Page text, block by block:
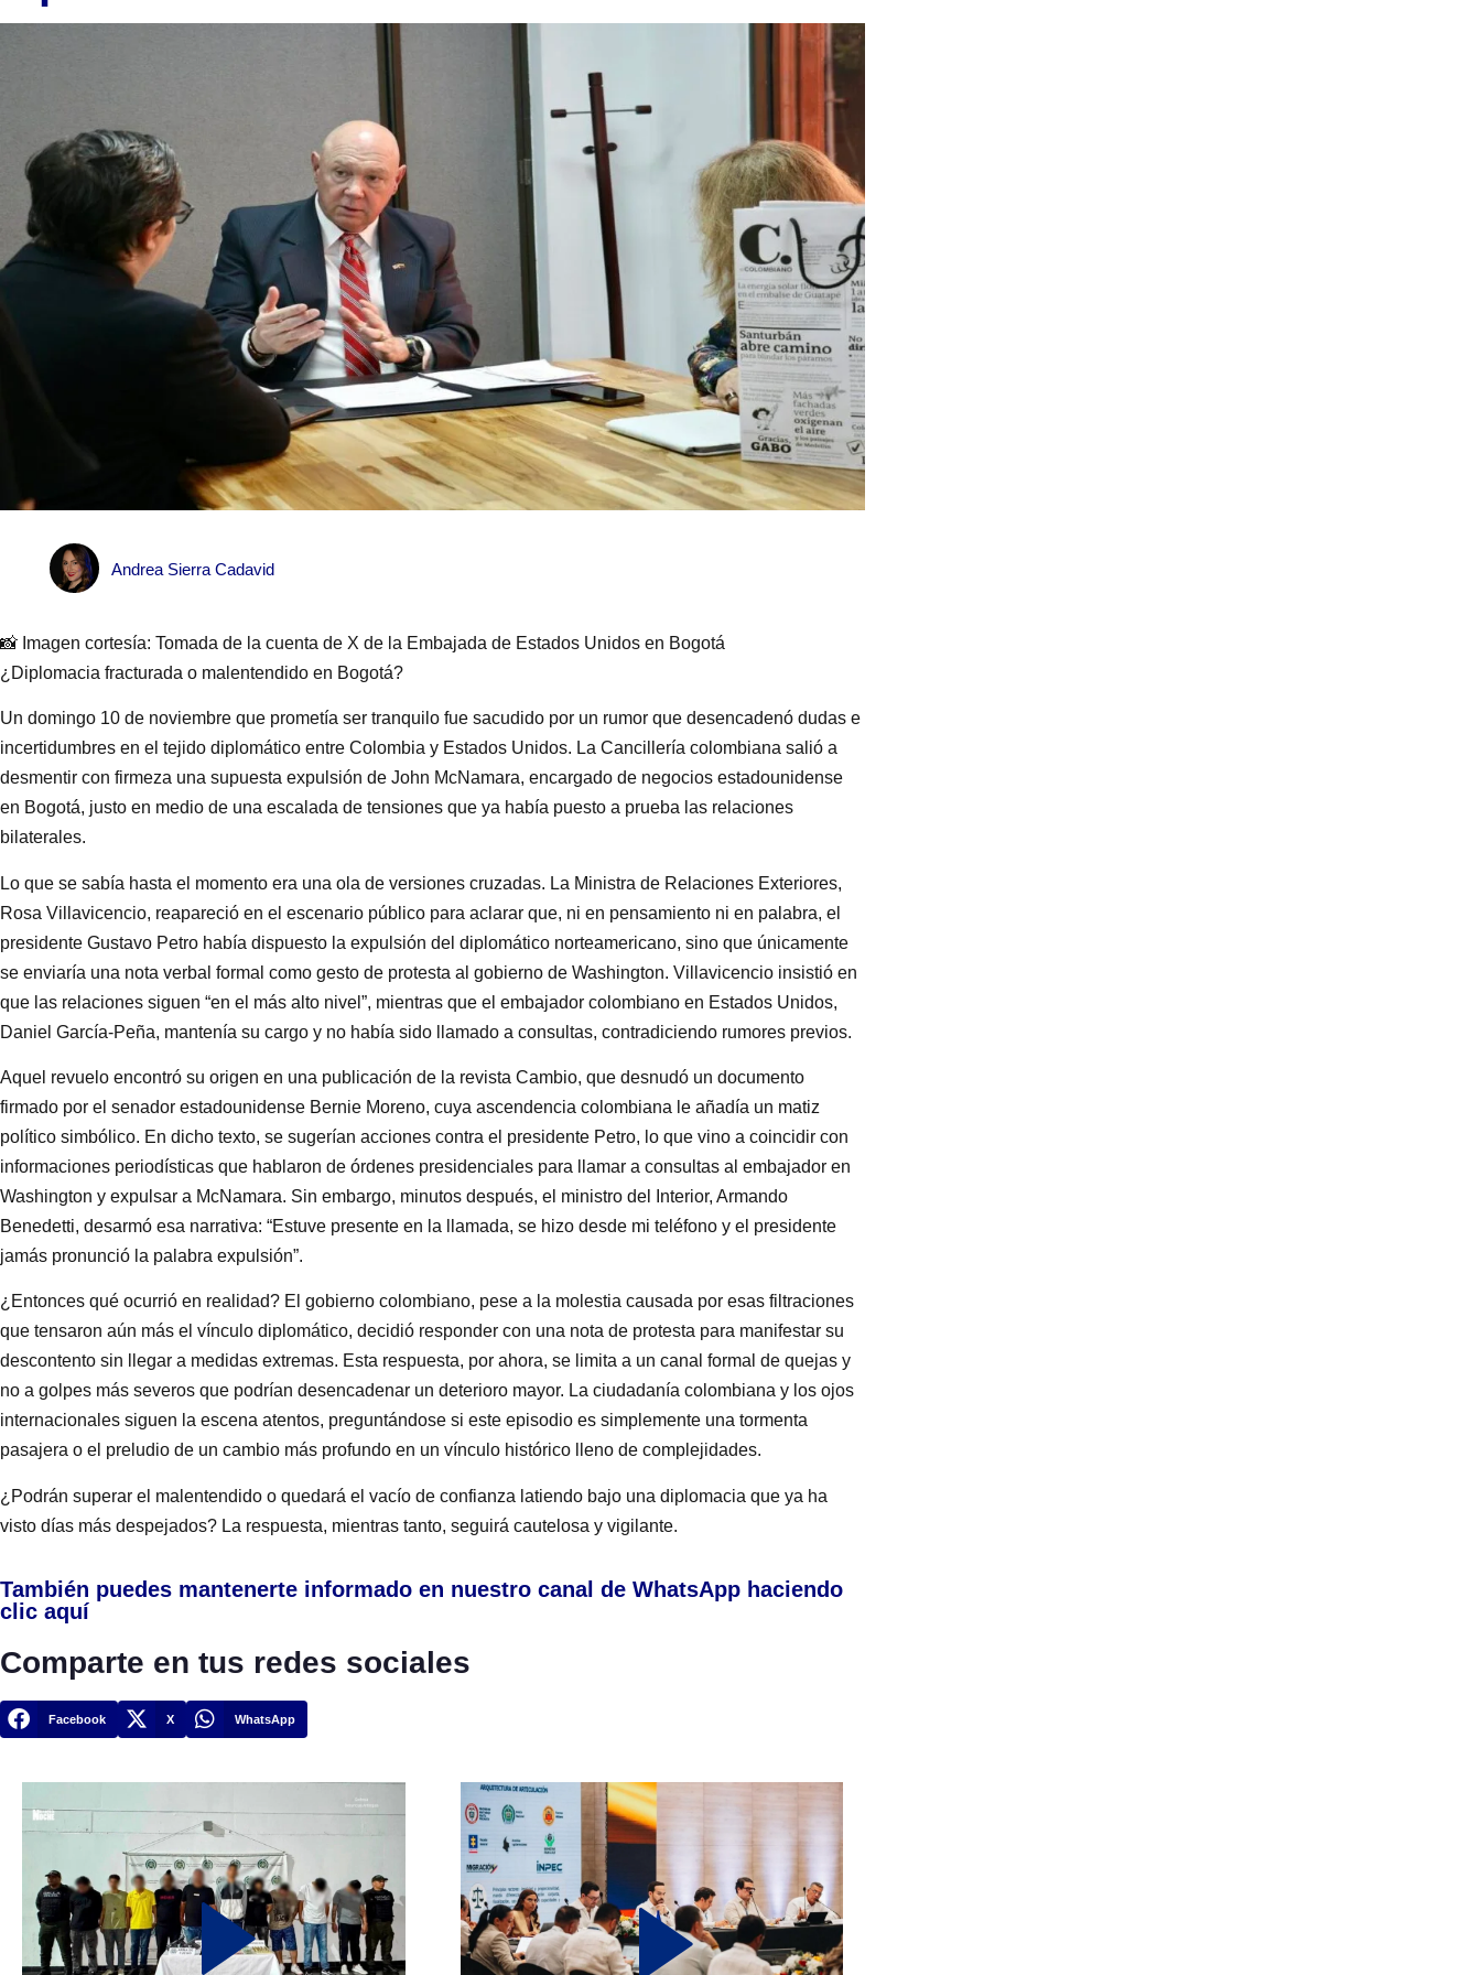
Andrea Sierra Cadavid
📸 Imagen cortesía: Tomada de la cuenta de X de la Embajada de Estados Unidos en Bogotá
¿Diplomacia fracturada o malentendido en Bogotá?
Un domingo 10 de noviembre que prometía ser tranquilo fue sacudido por un rumor que desencadenó dudas e
incertidumbres en el tejido diplomático entre Colombia y Estados Unidos. La Cancillería colombiana salió a
desmentir con firmeza una supuesta expulsión de John McNamara, encargado de negocios estadounidense
en Bogotá, justo en medio de una escalada de tensiones que ya había puesto a prueba las relaciones
bilaterales.
Lo que se sabía hasta el momento era una ola de versiones cruzadas. La Ministra de Relaciones Exteriores,
Rosa Villavicencio, reapareció en el escenario público para aclarar que, ni en pensamiento ni en palabra, el
presidente Gustavo Petro había dispuesto la expulsión del diplomático norteamericano, sino que únicamente
se enviaría una nota verbal formal como gesto de protesta al gobierno de Washington. Villavicencio insistió en
que las relaciones siguen “en el más alto nivel”, mientras que el embajador colombiano en Estados Unidos,
Daniel García-Peña, mantenía su cargo y no había sido llamado a consultas, contradiciendo rumores previos.
Aquel revuelo encontró su origen en una publicación de la revista Cambio, que desnudó un documento
firmado por el senador estadounidense Bernie Moreno, cuya ascendencia colombiana le añadía un matiz
político simbólico. En dicho texto, se sugerían acciones contra el presidente Petro, lo que vino a coincidir con
informaciones periodísticas que hablaron de órdenes presidenciales para llamar a consultas al embajador en
Washington y expulsar a McNamara. Sin embargo, minutos después, el ministro del Interior, Armando
Benedetti, desarmó esa narrativa: “Estuve presente en la llamada, se hizo desde mi teléfono y el presidente
jamás pronunció la palabra expulsión”.
¿Entonces qué ocurrió en realidad? El gobierno colombiano, pese a la molestia causada por esas filtraciones
que tensaron aún más el vínculo diplomático, decidió responder con una nota de protesta para manifestar su
descontento sin llegar a medidas extremas. Esta respuesta, por ahora, se limita a un canal formal de quejas y
no a golpes más severos que podrían desencadenar un deterioro mayor. La ciudadanía colombiana y los ojos
internacionales siguen la escena atentos, preguntándose si este episodio es simplemente una tormenta
pasajera o el preludio de un cambio más profundo en un vínculo histórico lleno de complejidades.
¿Podrán superar el malentendido o quedará el vacío de confianza latiendo bajo una diplomacia que ya ha
visto días más despejados? La respuesta, mientras tanto, seguirá cautelosa y vigilante.
También puedes mantenerte informado en nuestro canal de WhatsApp haciendo
clic aquí
Comparte en tus redes sociales
Facebook X WhatsApp